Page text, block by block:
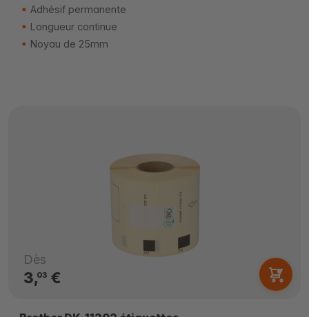
Adhésif permanente
Longueur continue
Noyau de 25mm
Dès
3,03€